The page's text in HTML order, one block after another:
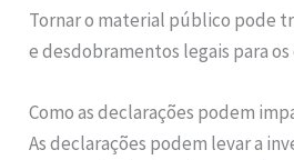
Tornar o material público pode
e desdobramentos legais para
Como as declarações podem
As declarações podem levar a